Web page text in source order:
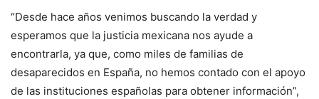
“Desde hace años venimos buscando la verdad y
esperamos que la justicia mexicana nos ayude a
encontrarla, ya que, como miles de familias de
desaparecidos en España, no hemos contado con el apoyo
de las instituciones españolas para obtener información”,